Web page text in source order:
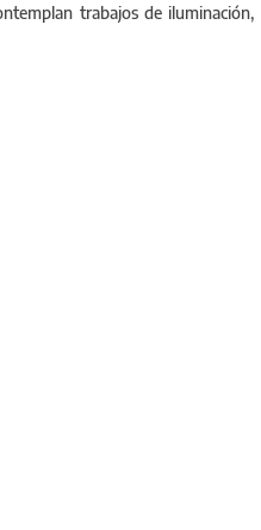
trabajos de